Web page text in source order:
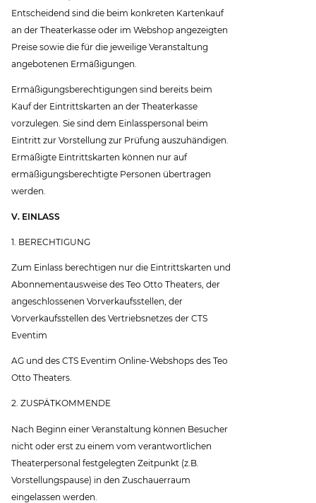
Entscheidend sind die beim konkreten Kartenkauf
an der Theaterkasse oder im Webshop angezeigten
Preise sowie die für die jeweilige Veranstaltung
angebotenen Ermäßigungen.
Ermäßigungsberechtigungen sind bereits beim
Kauf der Eintrittskarten an der Theaterkasse
vorzulegen. Sie sind dem Einlasspersonal beim
Eintritt zur Vorstellung zur Prüfung auszuhändigen.
Ermäßigte Eintrittskarten können nur auf
ermäßigungsberechtigte Personen übertragen
werden.
V. EINLASS
1. BERECHTIGUNG
Zum Einlass berechtigen nur die Eintrittskarten und
Abonnementausweise des Teo Otto Theaters, der
angeschlossenen Vorverkaufsstellen, der
Vorverkaufsstellen des Vertriebsnetzes der CTS
Eventim
AG und des CTS Eventim Online-Webshops des Teo
Otto Theaters.
2. ZUSPÄTKOMMENDE
Nach Beginn einer Veranstaltung können Besucher
nicht oder erst zu einem vom verantwortlichen
Theaterpersonal festgelegten Zeitpunkt (z.B.
Vorstellungspause) in den Zuschauerraum
eingelassen werden.